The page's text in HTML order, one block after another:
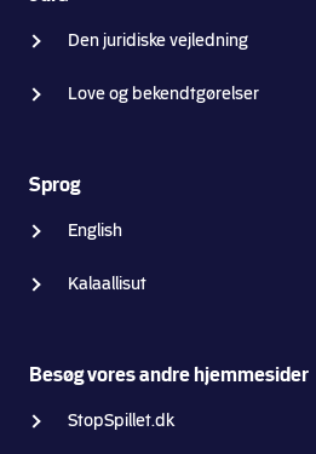
Den juridiske vejledning
Love og bekendtgørelser
Sprog
English
Kalaallisut
Besøg vores andre hjemmesider
StopSpillet.dk